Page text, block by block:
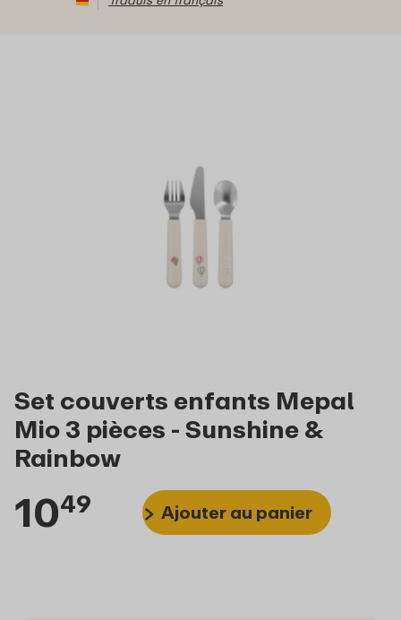
Set couverts enfants Mepal
Mio 3 pièces - Sunshine &
Rainbow
1049 Ajouter au panier